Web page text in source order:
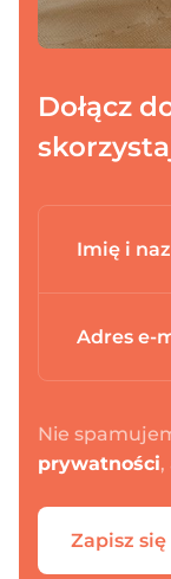
Dołącz
Nie
prywatności,
Zapisz